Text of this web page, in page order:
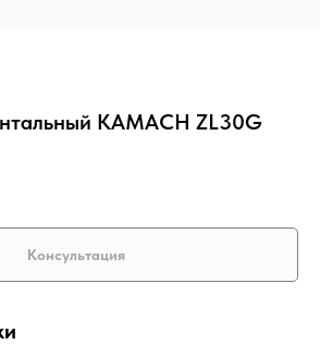
KAMACH ZL30G
Консультация